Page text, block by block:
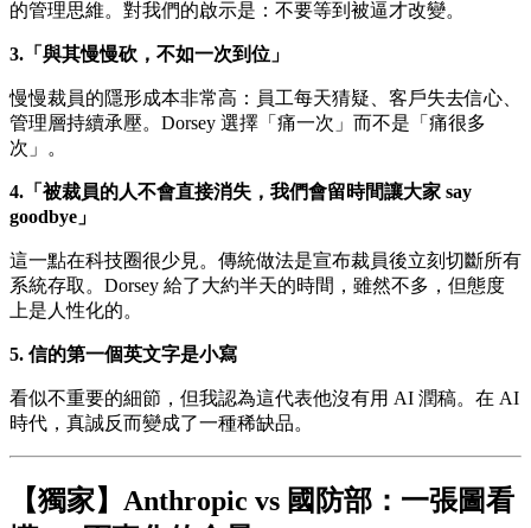
的管理思維。對我們的啟示是：不要等到被逼才改變。
3.「與其慢慢砍，不如一次到位」
慢慢裁員的隱形成本非常高：員工每天猜疑、客戶失去信心、
管理層持續承壓。Dorsey 選擇「痛一次」而不是「痛很多
次」。
4.「被裁員的人不會直接消失，我們會留時間讓大家 say
goodbye」
這一點在科技圈很少見。傳統做法是宣布裁員後立刻切斷所有
系統存取。Dorsey 給了大約半天的時間，雖然不多，但態度
上是人性化的。
5. 信的第一個英文字是小寫
看似不重要的細節，但我認為這代表他沒有用 AI 潤稿。在 AI
時代，真誠反而變成了一種稀缺品。
【獨家】Anthropic vs 國防部：一張圖看